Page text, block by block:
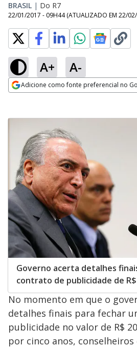
BRASIL | Do R7
22/01/2017 - 09H44 (ATUALIZADO EM 22/
A+ A-
Adicione como fonte preferencial no
Governo acerta detalhes
contrato de publicidade de
No momento em que o
detalhes finais para fechar
publicidade no valor de R$
por cinco anos,